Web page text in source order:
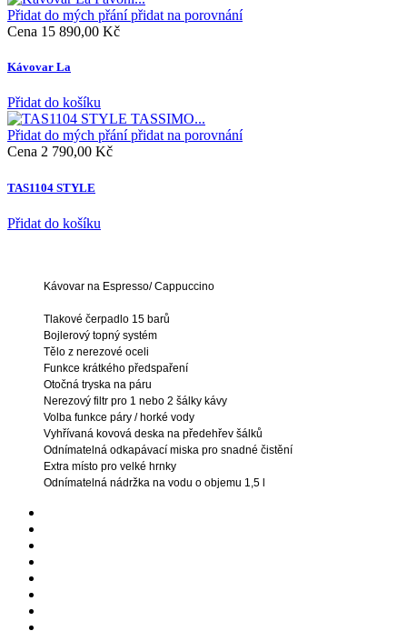
Přidat do mých přání přidat na porovnání
Cena 15 890,00 Kč
Kávovar La
Přidat do košíku
Přidat do mých přání přidat na porovnání
Cena 2 790,00 Kč
TAS1104 STYLE
Přidat do košíku
Kávovar na Espresso/ Cappuccino
Tlakové čerpadlo 15 barů
Bojlerový topný systém
Tělo z nerezové oceli
Funkce krátkého předspaření
Otočná tryska na páru
Nerezový filtr pro 1 nebo 2 šálky kávy
Volba funkce páry / horké vody
Vyhřívaná kovová deska na předehřev šálků
Odnímatelná odkapávací miska pro snadné čistění
Extra místo pro velké hrnky
Odnímatelná nádržka na vodu o objemu 1,5 l